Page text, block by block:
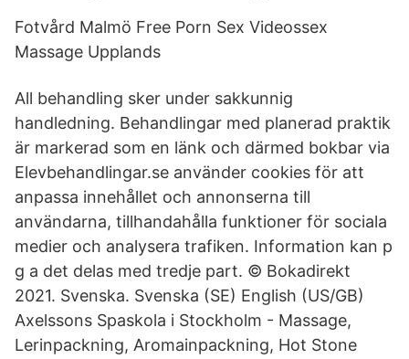
Fotvård Malmö Free Porn Sex Videossex
Massage Upplands
All behandling sker under sakkunnig
handledning. Behandlingar med planerad praktik
är markerad som en länk och därmed bokbar via
Elevbehandlingar.se använder cookies för att
anpassa innehållet och annonserna till
användarna, tillhandahålla funktioner för sociala
medier och analysera trafiken. Information kan p
g a det delas med tredje part. © Bokadirekt
2021. Svenska. Svenska (SE) English (US/GB)
Axelssons Spaskola i Stockholm - Massage,
Lerinpackning, Aromainpackning, Hot Stone